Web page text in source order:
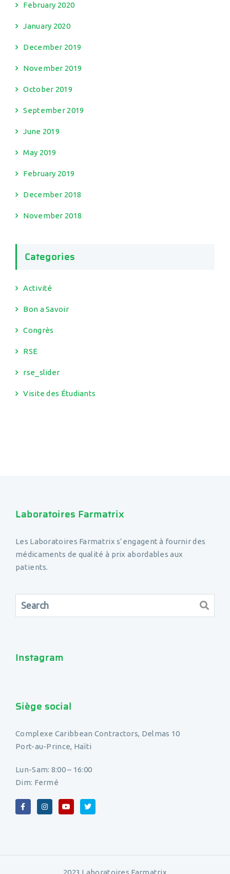
February 2020
January 2020
December 2019
November 2019
October 2019
September 2019
June 2019
May 2019
February 2019
December 2018
November 2018
Categories
Activité
Bon a Savoir
Congrès
RSE
rse_slider
Visite des Étudiants
Laboratoires Farmatrix
Les Laboratoires Farmatrix s’engagent à fournir des
médicaments de qualité à prix abordables aux
patients.
Instagram
Siège social
Complexe Caribbean Contractors, Delmas 10
Port-au-Prince, Haïti
Lun-Sam: 8:00 – 16:00
Dim: Fermé
2023 Laboratoires Farmatrix